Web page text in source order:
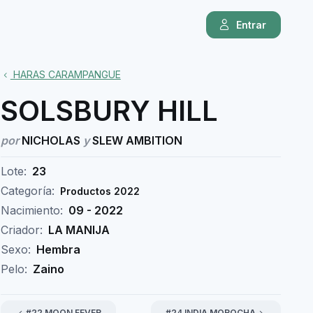
Entrar
HARAS CARAMPANGUE
SOLSBURY HILL
porNICHOLAS ySLEW AMBITION
Lote: 23
Categoría: Productos 2022
Nacimiento: 09 - 2022
Criador: LA MANIJA
Sexo: Hembra
Pelo: Zaino